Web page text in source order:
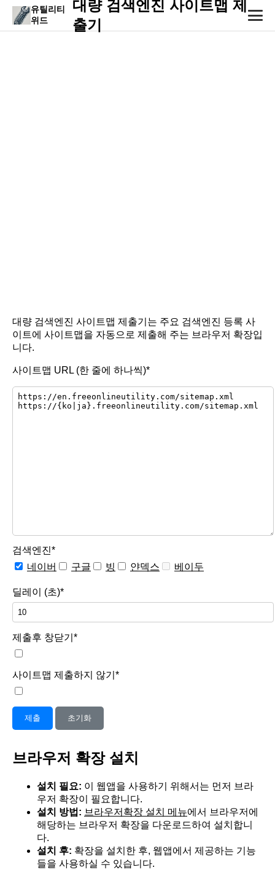
유틸리티
위드
대량 검색엔진 사이트맵 제
출기
대량 검색엔진 사이트맵 제출기는 주요 검색엔진 등록 사
이트에 사이트맵을 자동으로 제출해 주는 브라우저 확장입
니다.
사이트맵 URL (한 줄에 하나씩)*
검색엔진*
네이버
구글 빙 얀덱스 베이두
딜레이 (초)*
제출후 창닫기*
사이트맵 제출하지 않기*
제출 초기화
브라우저 확장 설치
설치 필요: 이 웹앱을 사용하기 위해서는 먼저 브라
우저 확장이 필요합니다.
설치 방법: 브라우저확장 설치 메뉴에서 브라우저에
해당하는 브라우저 확장을 다운로드하여 설치합니
다.
설치 후: 확장을 설치한 후, 웹앱에서 제공하는 기능
들을 사용하실 수 있습니다.